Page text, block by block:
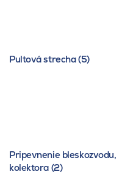
Pultová strecha (5)
Pripevnenie bleskozvodu,
kolektora (2)